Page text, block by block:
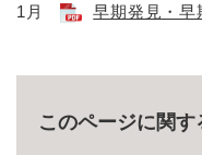
1月
早期発見・早
このページに関